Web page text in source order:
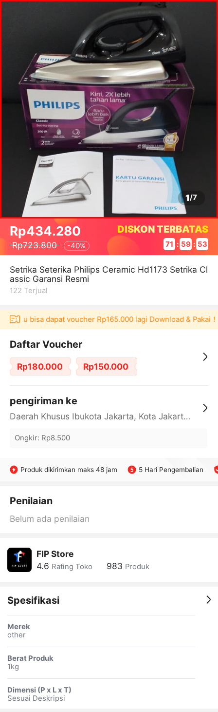
1/7
Rp434.280
Rp723.800 -40%
DISKON TERBATAS
71 : 59 : 53
Setrika Seterika Philips Ceramic Hd1173 Setrika Cl
assic Garansi Resmi
122 Terjual
bisa dapat voucher Rp165.000 lagi Download & Pakai！
Daftar Voucher
Rp180.000 Rp150.000
pengiriman ke
Daerah Khusus Ibukota Jakarta, Kota Jakarta Barat, Cengkareng, yy
Ongkir: Rp8.500
Produk dikirimkan maks 48 jam 5 Hari Pengembalian
Penilaian
Belum ada penilaian
FIP Store
4.6 Rating Toko 983 Produk
Spesifikasi
Merek
other
Berat Produk
1kg
Dimensi (P x L x T)
Sesuai Deskripsi